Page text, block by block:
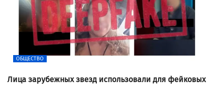
ОБЩЕСТВО
Лица зарубежных звезд использовали для фейковых